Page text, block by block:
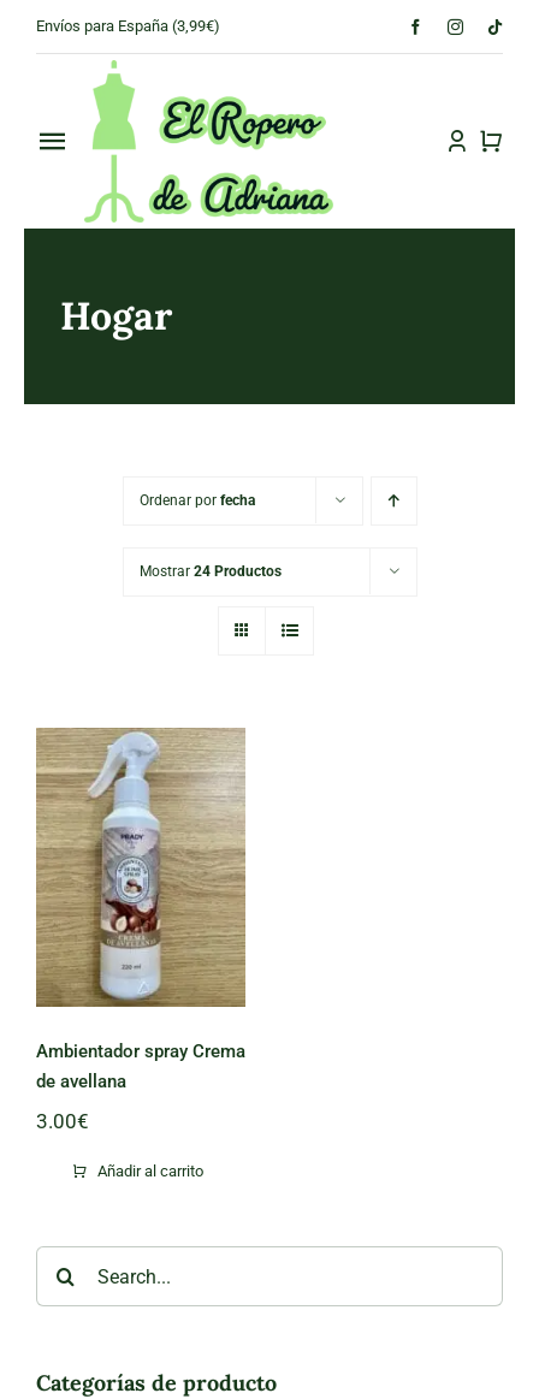
Envíos para España (3,99€)
Toggle
Navigation
PRINCIPAL
Hogar
Ordenar por fecha
Mostrar 24 Productos
Ambientador
spray Crema de
avellana
Ambientador spray Crema
de avellana
3.00€
Añadir al carrito
Categorías de producto